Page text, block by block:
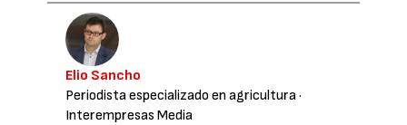
Elio Sancho
Periodista especializado en agricultura·
Interempresas Media